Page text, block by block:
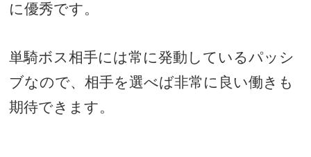
に優秀です。
単騎ボス相手には常に発動しているパッシ
ブなので、相手を選べば非常に良い働きも
期待できます。